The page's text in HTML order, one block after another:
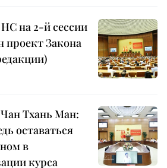
на 2-й сессии
проект Закона
Тхань Ман:
оставаться
в
курса